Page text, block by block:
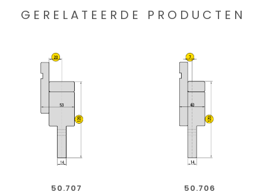
GERELATEERDE PRODUCTEN
50.707 50.706